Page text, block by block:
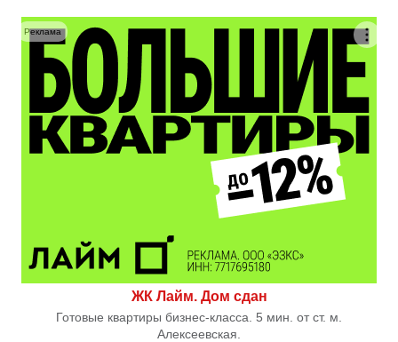
ЖК Лайм. Дом сдан
Готовые квартиры бизнес-класса. 5 мин. от ст. м.
Алексеевская.
Реклама